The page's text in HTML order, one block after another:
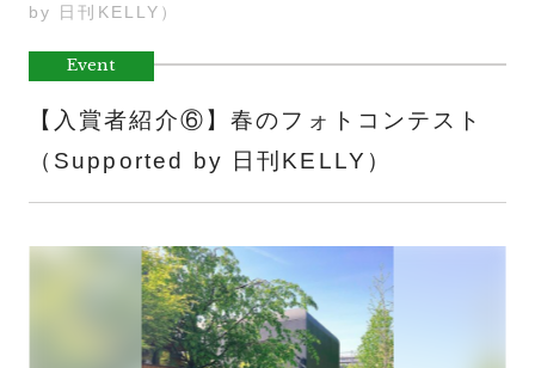
by 日刊KELLY）
Event
【入賞者紹介⑥】春のフォトコンテスト
（Supported by 日刊KELLY）